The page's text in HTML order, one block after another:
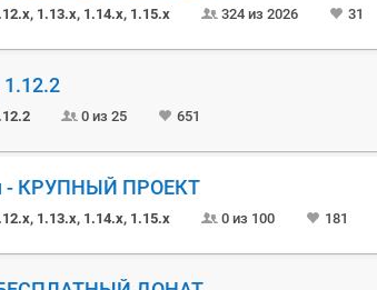
1.13.x, 1.14.x, 1.15.x 324 из 2026 31
1.12.2
0 из 25 651
- КРУПНЫЙ ПРОЕКТ
1.13.x, 1.14.x, 1.15.x 0 из 100 181